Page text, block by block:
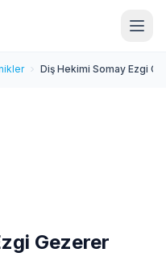
Diş Hekimi Somay Ezgi
Gezerer